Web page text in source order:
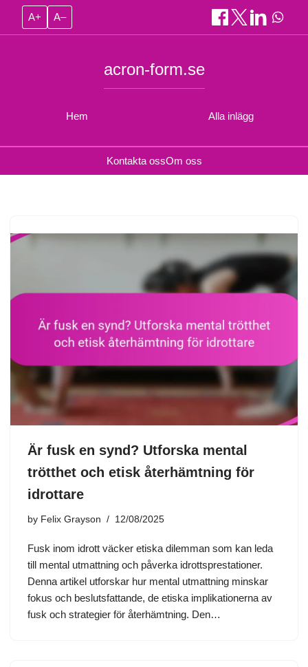
A+ A–
Hem
acron-form.se
Alla inlägg
Kontakta ossOm oss
Är fusk en synd? Utforska mental
trötthet och etisk återhämtning för
idrottare
by Felix Grayson 12/08/2025
Fusk inom idrott väcker etiska dilemman som kan leda
till mental utmattning och påverka idrottsprestationer.
Denna artikel utforskar hur mental utmattning minskar
fokus och beslutsfattande, de etiska implikationerna av
fusk och strategier för återhämtning. Den…